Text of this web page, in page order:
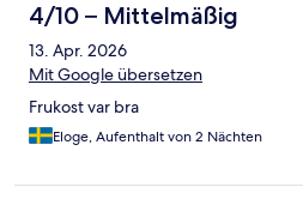
4/10 – Mittelmäßig
13. Apr. 2026
Mit Google übersetzen
Frukost var bra
Eloge, Aufenthalt von 2 Nächten